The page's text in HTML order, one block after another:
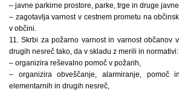
– javne parkirne prostore, parke, trge in druge javne
– zagotavlja varnost v cestnem prometu na
v občini.
11. Skrbi za požarno varnost in varnost občanov
drugih nesreč tako, da v skladu z merili in normativi:
– organizira reševalno pomoč v požarih,
– organizira obveščanje, alarmiranje, pomoč
elementarnih in drugih nesreč,